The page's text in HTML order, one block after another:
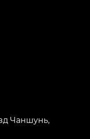
Чаншунь,